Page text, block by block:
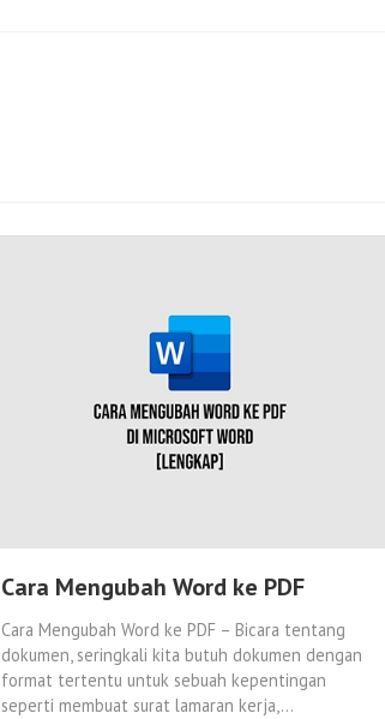
Cara Mengubah Word ke PDF
Cara Mengubah Word ke PDF – Bicara tentang
dokumen, seringkali kita butuh dokumen dengan
format tertentu untuk sebuah kepentingan
seperti membuat surat lamaran kerja,...